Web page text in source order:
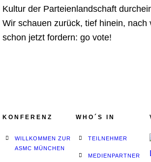
Kultur der Parteienlandschaft
Wir schauen zurück, tief hinein, nach
schon jetzt fordern: go vote!
KONFERENZ
WILLKOMMEN ZUR
ASMC MÜNCHEN
WHO´S IN
TEILNEHMER
MEDIENPARTNER